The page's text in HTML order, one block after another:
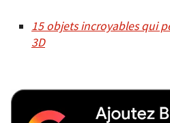
15 objets incroyables qui
3D